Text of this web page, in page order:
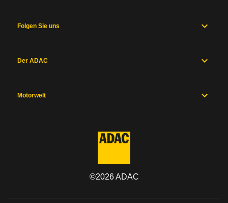
Folgen Sie uns
Der ADAC
Motorwelt
©2026ADAC